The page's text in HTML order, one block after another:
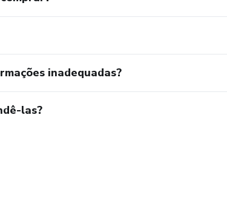
é a 50-30-20:
inadequadas?
las?